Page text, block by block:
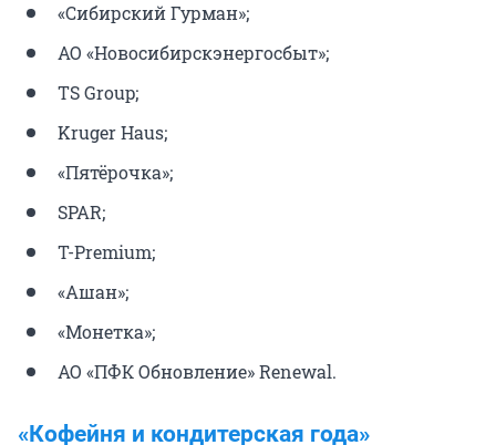
«Сибирский Гурман»;
АО «Новосибирскэнергосбыт»;
TS Group;
Kruger Haus;
«Пятёрочка»;
SPAR;
T-Premium;
«Ашан»;
«Монетка»;
АО «ПФК Обновление» Renewal.
«Кофейня и кондитерская года»